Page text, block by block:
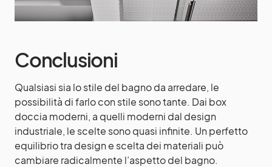
Conclusioni
Qualsiasi sia lo stile del bagno da arredare, le
possibilità di farlo con stile sono tante. Dai box
doccia moderni, a quelli moderni dal design
industriale, le scelte sono quasi infinite. Un perfetto
equilibrio tra design e scelta dei materiali può
cambiare radicalmente l’aspetto del bagno.